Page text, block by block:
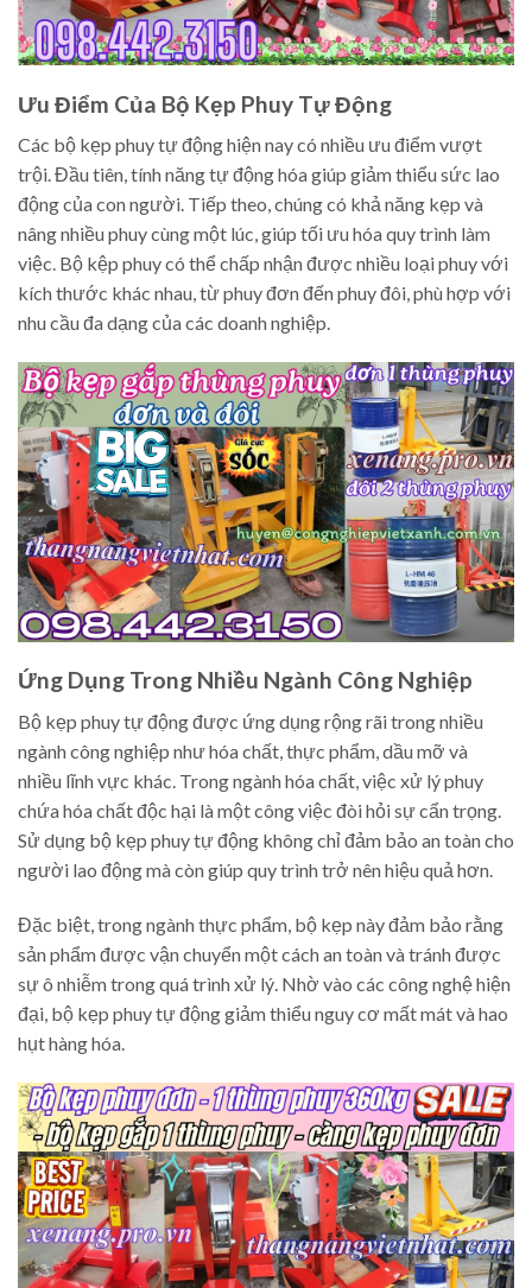
Ưu Điểm Của Bộ Kẹp Phuy Tự Động
Các bộ kẹp phuy tự động hiện nay có nhiều ưu điểm vượt
trội. Đầu tiên, tính năng tự động hóa giúp giảm thiểu sức lao
động của con người. Tiếp theo, chúng có khả năng kẹp và
nâng nhiều phuy cùng một lúc, giúp tối ưu hóa quy trình làm
việc. Bộ kệp phuy có thể chấp nhận được nhiều loại phuy với
kích thước khác nhau, từ phuy đơn đến phuy đôi, phù hợp với
nhu cầu đa dạng của các doanh nghiệp.
Ứng Dụng Trong Nhiều Ngành Công Nghiệp
Bộ kẹp phuy tự động được ứng dụng rộng rãi trong nhiều
ngành công nghiệp như hóa chất, thực phẩm, dầu mỡ và
nhiều lĩnh vực khác. Trong ngành hóa chất, việc xử lý phuy
chứa hóa chất độc hại là một công việc đòi hỏi sự cẩn trọng.
Sử dụng bộ kẹp phuy tự động không chỉ đảm bảo an toàn cho
người lao động mà còn giúp quy trình trở nên hiệu quả hơn.
Đặc biệt, trong ngành thực phẩm, bộ kẹp này đảm bảo rằng
sản phẩm được vận chuyển một cách an toàn và tránh được
sự ô nhiễm trong quá trình xử lý. Nhờ vào các công nghệ hiện
đại, bộ kẹp phuy tự động giảm thiểu nguy cơ mất mát và hao
hụt hàng hóa.